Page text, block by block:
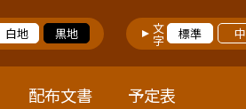
白地 黒地 文字 標準 中
配布文書 予定表